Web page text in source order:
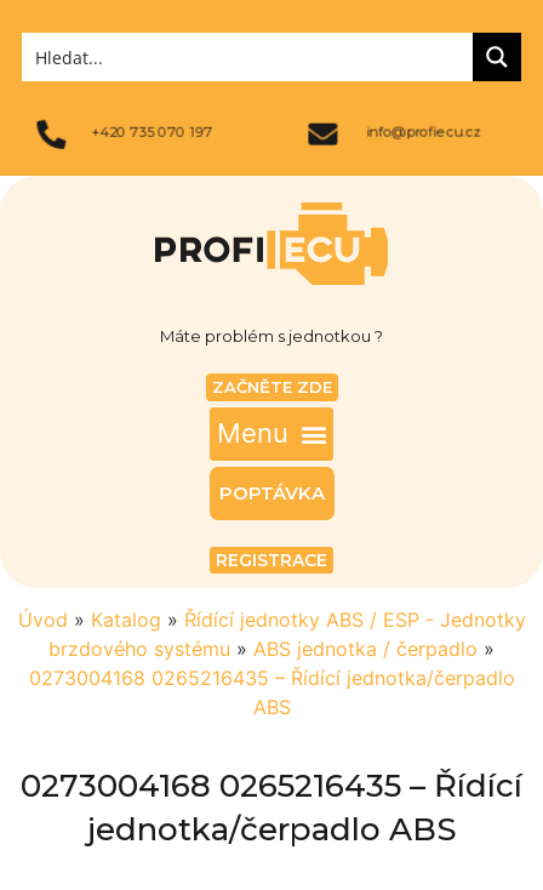
+420 735 070 197 info@profiecu.cz
Máte problém s jednotkou ?
ZAČNĚTE ZDE
POPTÁVKA
REGISTRACE
Úvod » Katalog » Řídící jednotky ABS / ESP - Jednotky
brzdového systému » ABS jednotka / čerpadlo »
0273004168 0265216435 – Řídící jednotka/čerpadlo
ABS
0273004168 0265216435 – Řídící
jednotka/čerpadlo ABS